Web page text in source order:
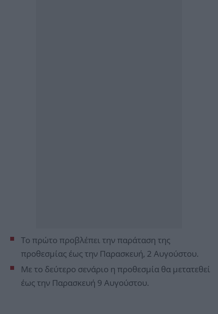
Το πρώτο προβλέπει την παράταση της
προθεσμίας έως την Παρασκευή, 2 Αυγούστου.
Με το δεύτερο σενάριο η προθεσμία θα μετατεθεί
έως την Παρασκευή 9 Αυγούστου.